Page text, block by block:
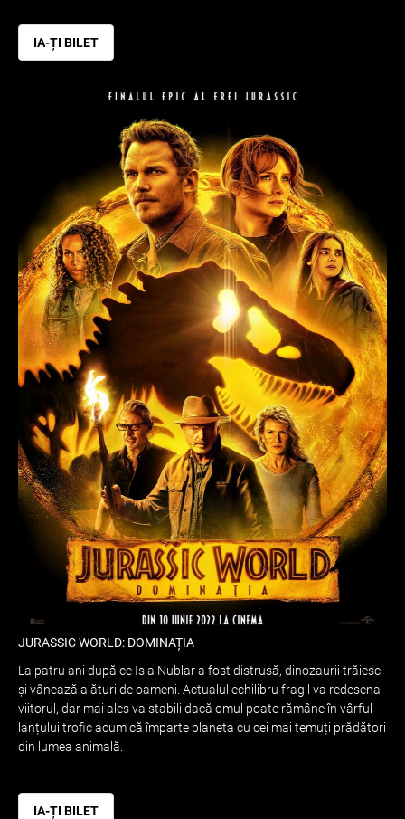
IA-ȚI BILET
JURASSIC WORLD: DOMINAȚIA
La patru ani după ce Isla Nublar a fost distrusă, dinozaurii trăiesc
și vânează alături de oameni. Actualul echilibru fragil va redesena
viitorul, dar mai ales va stabili dacă omul poate rămâne în vârful
lanțului trofic acum că împarte planeta cu cei mai temuți prădători
din lumea animală.
IA-ȚI BILET